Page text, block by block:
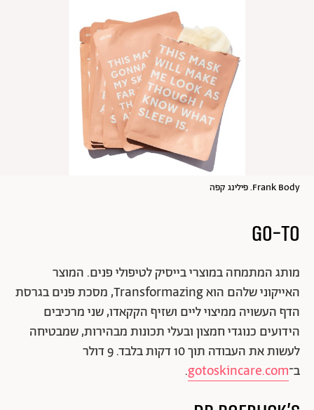
Frank Body. פילינג קפה
מותג המתמחה במוצרי בייסיק לטיפולי פנים. המוצר
האייקוני שלהם הוא Transformazing, מסכת פנים בגרסת
הדף העשויה ממיצוי ליים ושזיף הקקאדו, שני מרכיבים
הידועים כנוגדי חמצון ובעלי תכונות מבהירות, שמבטיחה
לעשות את העבודה תוך 10 דקות בלבד. 9 דולר
ב־gotoskincare.com
.